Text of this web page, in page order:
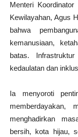
Menteri
Kewilayahan, Agus
bahwa
kemanusiaan,
batas.
kedaulatan dan
Ia menyoroti
memberdayakan,
menghadirkan
bersih, kota hijau,